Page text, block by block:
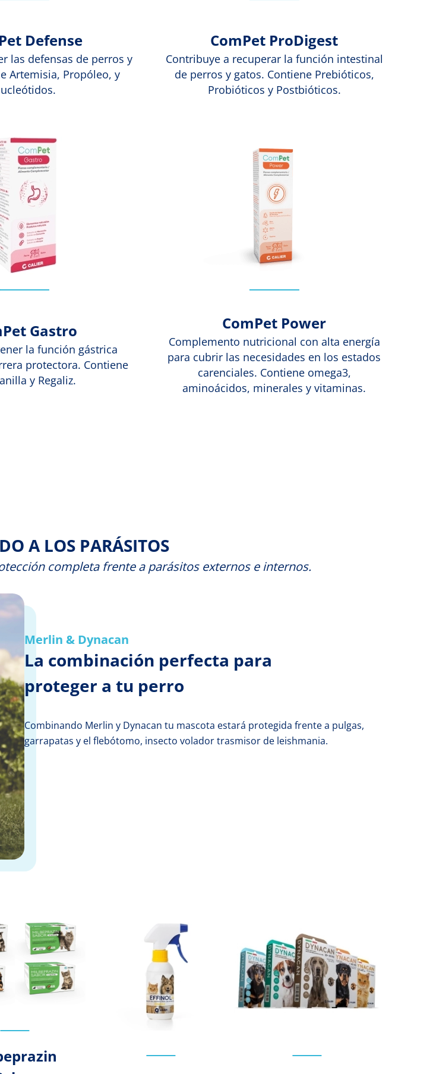
Defense
las defensas de perros y
Artemisia, Propóleo, y
ComPet ProDigest
Contribuye a recuperar la función intestinal
de perros y gatos. Contiene Prebióticos,
Probióticos y Postbióticos.
Gastro
la función gástrica
protectora. Contiene
y Regaliz.
ComPet Power
Complemento nutricional con alta energía
para cubrir las necesidades en los estados
carenciales. Contiene omega3,
aminoácidos, minerales y vitaminas.
A LOS PARÁSITOS
completa frente a parásitos externos e internos.
Merlin & Dynacan
La combinación perfecta para
proteger a tu perro
Combinando Merlin y Dynacan tu mascota estará protegida frente a pulgas,
garrapatas y el flebótomo, insecto volador trasmisor de leishmania.